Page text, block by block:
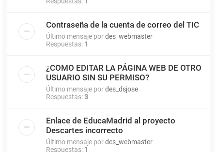
Contraseña de la cuenta de correo del TIC
Último mensaje pordes_webmaster
Respuestas: 1
¿COMO EDITAR LA PÁGINA WEB DE OTRO
USUARIO SIN SU PERMISO?
Último mensaje pordes_dsjose
Respuestas:3
Enlace de EducaMadrid al proyecto
Descartes incorrecto
Último mensaje pordes_webmaster
Respuestas: 1